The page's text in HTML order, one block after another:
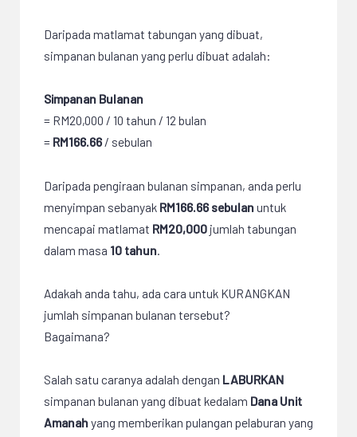
Daripada matlamat tabungan yang dibuat,
simpanan bulanan yang perlu dibuat adalah:
Simpanan Bulanan
= RM20,000 / 10 tahun / 12 bulan
= RM166.66 / sebulan
Daripada pengiraan bulanan simpanan, anda perlu
menyimpan sebanyak RM166.66 sebulanuntuk
mencapai matlamat RM20,000 jumlah tabungan
dalam masa 10 tahun
Adakah anda tahu, ada cara untuk KURANGKAN
jumlah simpanan bulanan tersebut?
Bagaimana?
Salah satu caranya adalah dengan LABURKAN
simpanan bulanan yang dibuat kedalam Dana Unit
Amanahyang memberikan pulangan pelaburan yang